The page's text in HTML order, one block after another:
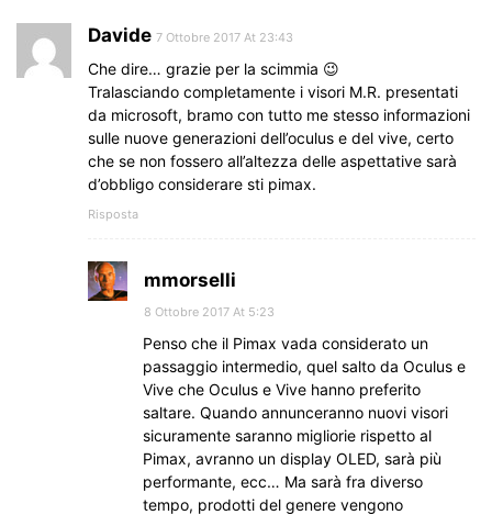
Davide 7 Ottobre 2017 At 23:43
Che dire… grazie per la scimmia 😉
Tralasciando completamente i visori M.R. presentati
da microsoft, bramo con tutto me stesso informazioni
sulle nuove generazioni dell’oculus e del vive, certo
che se non fossero all’altezza delle aspettative sarà
d’obbligo considerare sti pimax.
Risposta
mmorselli
8 Ottobre 2017 At 5:23
Penso che il Pimax vada considerato un
passaggio intermedio, quel salto da Oculus e
Vive che Oculus e Vive hanno preferito
saltare. Quando annunceranno nuovi visori
sicuramente saranno migliorie rispetto al
Pimax, avranno un display OLED, sarà più
performante, ecc… Ma sarà fra diverso
tempo, prodotti del genere vengono